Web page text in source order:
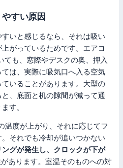
すい原因
いと感じるなら、それは吸い
がっているためです。エアコ
も、窓際やデスクの奥、押入
は、実際に吸気口へ入る空気
いることがあります。大型の
、底面と机の隙間が減って通
す。
温度が上がり、それに応じてフ
それでも冷却が追いつかない
グが発生し、クロックが下が
あります。室温そのものへの対